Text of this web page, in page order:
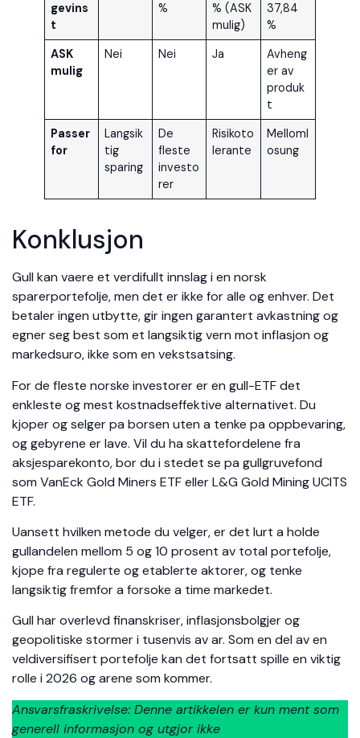
gevins
t
%
% (ASK
mulig)
37,84
%
ASK
mulig
Nei Nei Ja
Avheng
er av
produk
t
Passer
for
Langsik
tig
sparing
De
fleste
investo
rer
Risikoto
lerante
Melloml
osung
Konklusjon
Gull kan vaere et verdifullt innslag i en norsk
sparerportefolje, men det er ikke for alle og enhver. Det
betaler ingen utbytte, gir ingen garantert avkastning og
egner seg best som et langsiktig vern mot inflasjon og
markedsuro, ikke som en vekstsatsing.
For de fleste norske investorer er en gull-ETF det
enkleste og mest kostnadseffektive alternativet. Du
kjoper og selger pa borsen uten a tenke pa oppbevaring,
og gebyrene er lave. Vil du ha skattefordelene fra
aksjesparekonto, bor du i stedet se pa gullgruvefond
som VanEck Gold Miners ETF eller L&G Gold Mining UCITS
ETF.
Uansett hvilken metode du velger, er det lurt a holde
gullandelen mellom 5 og 10 prosent av total portefolje,
kjope fra regulerte og etablerte aktorer, og tenke
langsiktig fremfor a forsoke a time markedet.
Gull har overlevd finanskriser, inflasjonsbolgjer og
geopolitiske stormer i tusenvis av ar. Som en del av en
veldiversifisert portefolje kan det fortsatt spille en viktig
rolle i 2026 og arene som kommer.
Ansvarsfraskrivelse: Denne artikkelen er kun ment som
generell informasjon og utgjor ikke